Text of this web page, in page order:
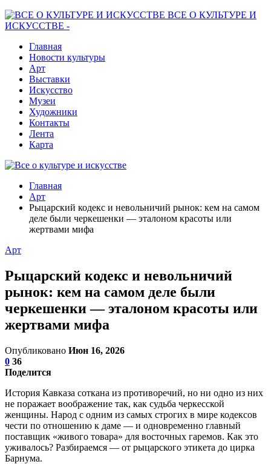
ВСЕ О КУЛЬТУРЕ И
ИСКУССТВЕ -
Главная
Новости культуры
Арт
Выставки
Искусство
Музеи
Художники
Контакты
Лента
Карта
Главная
Арт
Рыцарский кодекс и невольничий рынок: кем на самом
деле были черкешенки — эталоном красоты или
жертвами мифа
Арт
Рыцарский кодекс и невольничий
рынок: кем на самом деле были
черкешенки — эталоном красоты или
жертвами мифа
Опубликовано Июн 16, 2026
0 36
Поделится
История Кавказа соткана из противоречий, но ни одно из них
не поражает воображение так, как судьба черкесской
женщины. Народ с одним из самых строгих в мире кодексов
чести по отношению к даме — и одновременно главный
поставщик «живого товара» для восточных гаремов. Как это
уживалось? Разбираемся — от рыцарского этикета до цирка
Барнума.